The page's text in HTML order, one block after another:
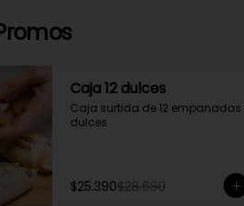
Caja 12 dulces
Caja surtida de 12 empanadas
dulces
$25.390$28.680